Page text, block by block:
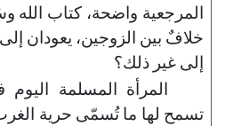
المرجعية واضحة، كتاب الله
خلافٌ بين الزوجين، يعودان
إلى غير ذلك؟
المرأة المسلمة اليوم
تسمح لها ما تُسمّى حرية